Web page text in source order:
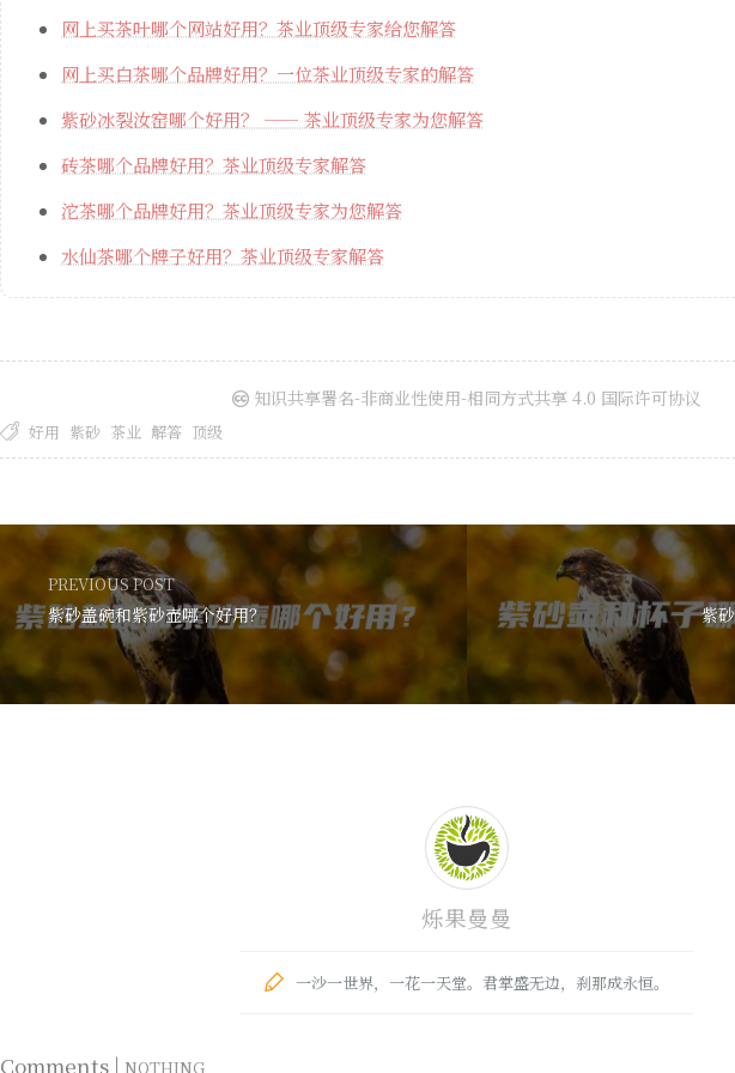
网上买茶叶哪个网站好用？茶业顶级专家给您解答
网上买白茶哪个品牌好用？一位茶业顶级专家的解答
紫砂冰裂汝窑哪个好用？ —— 茶业顶级专家为您解答
砖茶哪个品牌好用？茶业顶级专家解答
沱茶哪个品牌好用？茶业顶级专家为您解答
水仙茶哪个牌子好用？茶业顶级专家解答
知识共享署名-非商业性使用-相同方式共享 4.0 国际许可协议
好用 紫砂 茶业 解答 顶级
PREVIOUS POST
紫砂盖碗和紫砂壶哪个好用？ 紫
烁果曼曼
一沙一世界，一花一天堂。君掌盛无边，刹那成永恒。
Comments | NOTHING